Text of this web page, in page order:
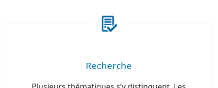
Recherche